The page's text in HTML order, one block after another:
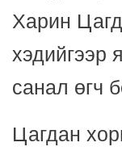
Харин
хэдийгээр
санал өгч
Цагдан